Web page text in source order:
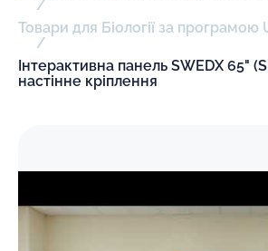
Товари для Біології за
Інтерактивна панель SWEDX 65"
настінне кріплення